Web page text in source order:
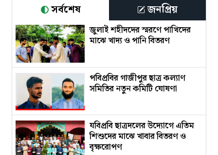
সর্বশেষ জনপ্রিয়
জুলাই শহীদদের স্মরণে পাখিদের
মাঝে খাদ্য ও পানি বিতরণ
পবিপ্রবির গাজীপুর ছাত্র কল্যাণ
সমিতির নতুন কমিটি ঘোষণা
যবিপ্রবি ছাত্রদলের উদ্যোগে এতিম
শিশুদের মাঝে খাবার বিতরণ ও
বৃক্ষরোপণ